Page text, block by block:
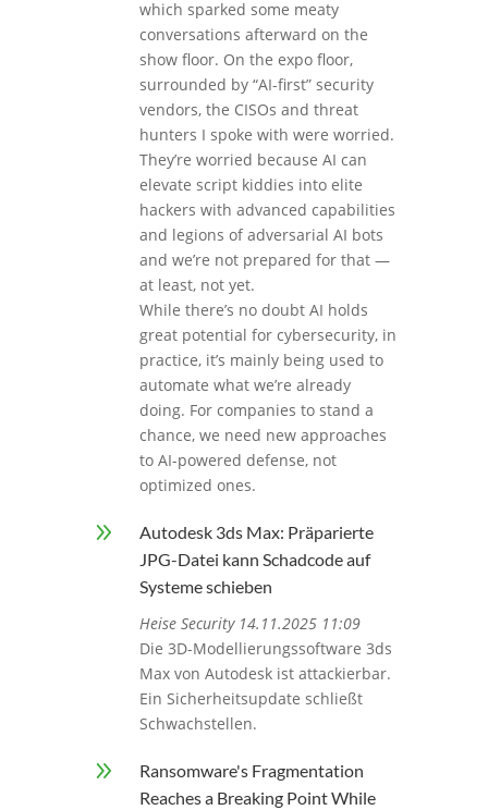
which sparked some meaty
conversations afterward on the
show floor. On the expo floor,
surrounded by “AI-first” security
vendors, the CISOs and threat
hunters I spoke with were worried.
They’re worried because AI can
elevate script kiddies into elite
hackers with advanced capabilities
and legions of adversarial AI bots
and we’re not prepared for that —
at least, not yet.
While there’s no doubt AI holds
great potential for cybersecurity, in
practice, it’s mainly being used to
automate what we’re already
doing. For companies to stand a
chance, we need new approaches
to AI-powered defense, not
optimized ones.
9
Autodesk 3ds Max: Präparierte
JPG-Datei kann Schadcode auf
Systeme schieben
Heise Security 14.11.2025 11:09
Die 3D-Modellierungssoftware 3ds
Max von Autodesk ist attackierbar.
Ein Sicherheitsupdate schließt
Schwachstellen.
9
Ransomware's Fragmentation
Reaches a Breaking Point While